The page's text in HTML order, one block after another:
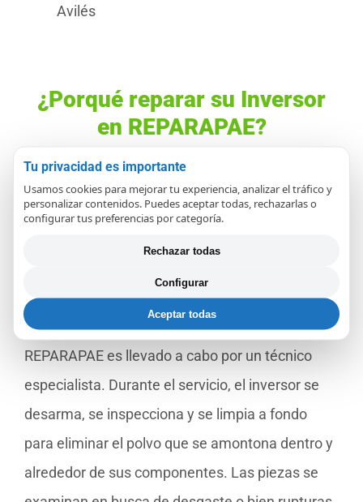
Avilés
¿Porqué reparar su Inversor
en REPARAPAE?
confiable y óptima y desea garantizar su
técnico es una forma económica de conseguirlo.
El servicio de reparación de inversores de
REPARAPAE es llevado a cabo por un técnico
especialista. Durante el servicio, el inversor se
desarma, se inspecciona y se limpia a fondo
para eliminar el polvo que se amontona dentro y
alrededor de sus componentes. Las piezas se
Tu privacidad es importante
Usamos cookies para mejorar tu experiencia, analizar el tráfico y
personalizar contenidos. Puedes aceptar todas, rechazarlas o
configurar tus preferencias por categoría.
Rechazar todas
Configurar
Aceptar todas